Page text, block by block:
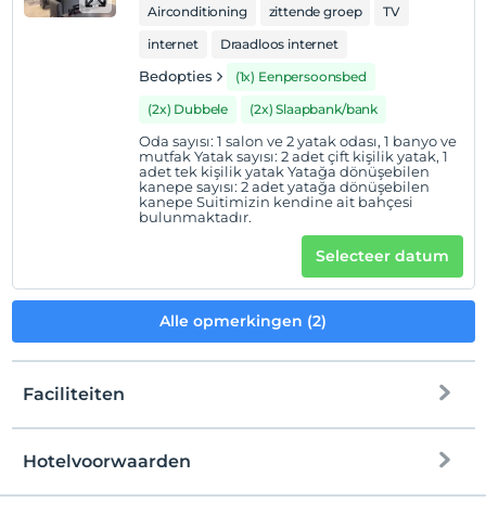
Airconditioning zittende groep
TV
internet
Draadloos internet
Bedopties
(1x) Eenpersoonsbed
(2x) Dubbele
(2x) Slaapbank/bank
Oda sayısı: 1 salon ve 2 yatak odası, 1 banyo ve
mutfak Yatak sayısı: 2 adet çift kişilik yatak, 1
adet tek kişilik yatak Yatağa dönüşebilen
kanepe sayısı: 2 adet yatağa dönüşebilen
kanepe Suitimizin kendine ait bahçesi
bulunmaktadır.
Selecteer datum
Alle opmerkingen (2)
Faciliteiten
Hotelvoorwaarden
Check in